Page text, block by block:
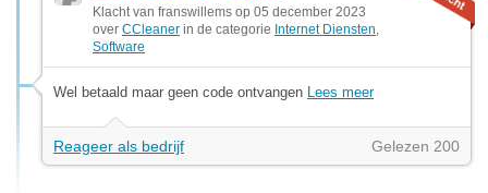
Klacht van franswillems op 05 december 2023
over CCleaner in de categorie Internet Diensten
Software
Wel betaald maar geen code ontvangen Lees meer
Reageer als bedrijf Gelezen 200